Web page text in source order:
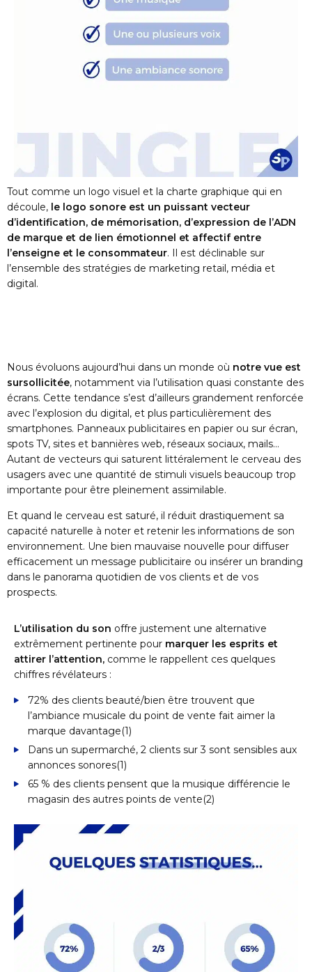
Tout comme un logo visuel et la charte graphique qui en
découle, le logo sonore est un puissant vecteur
d’identification, de mémorisation, d’expression de l’ADN
de marque et de lien émotionnel et affectif entre
l’enseigne et le consommateur. Il est déclinable sur
l’ensemble des stratégies de marketing retail, média et
digital.
Nous évoluons aujourd’hui dans un monde où notre vue est
sursollicitée, notamment via l’utilisation quasi constante des
écrans. Cette tendance s’est d’ailleurs grandement renforcée
avec l’explosion du digital, et plus particulièrement des
smartphones. Panneaux publicitaires en papier ou sur écran,
spots TV, sites et bannières web, réseaux sociaux, mails…
Autant de vecteurs qui saturent littéralement le cerveau des
usagers avec une quantité de stimuli visuels beaucoup trop
importante pour être pleinement assimilable.
Et quand le cerveau est saturé, il réduit drastiquement sa
capacité naturelle à noter et retenir les informations de son
environnement. Une bien mauvaise nouvelle pour diffuser
efficacement un message publicitaire ou insérer un branding
dans le panorama quotidien de vos clients et de vos
prospects.
L’utilisation du son offre justement une alternative
extrêmement pertinente pour marquer les esprits et
attirer l’attention, comme le rappellent ces quelques
chiffres révélateurs :
72% des clients beauté/bien être trouvent que
l’ambiance musicale du point de vente fait aimer la
marque davantage(1)
Dans un supermarché, 2 clients sur 3 sont sensibles aux
annonces sonores(1)
65 % des clients pensent que la musique différencie le
magasin des autres points de vente(2)